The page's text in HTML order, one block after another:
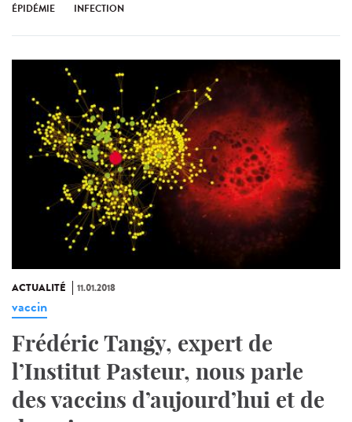
ÉPIDÉMIE INFECTION
ACTUALITÉ 11.01.2018
vaccin
Frédéric Tangy, expert de
l’Institut Pasteur, nous parle
des vaccins d’aujourd’hui et de